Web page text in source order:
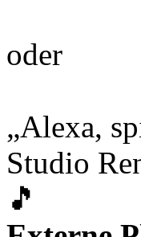
oder
„Alexa,
Studio
🎵